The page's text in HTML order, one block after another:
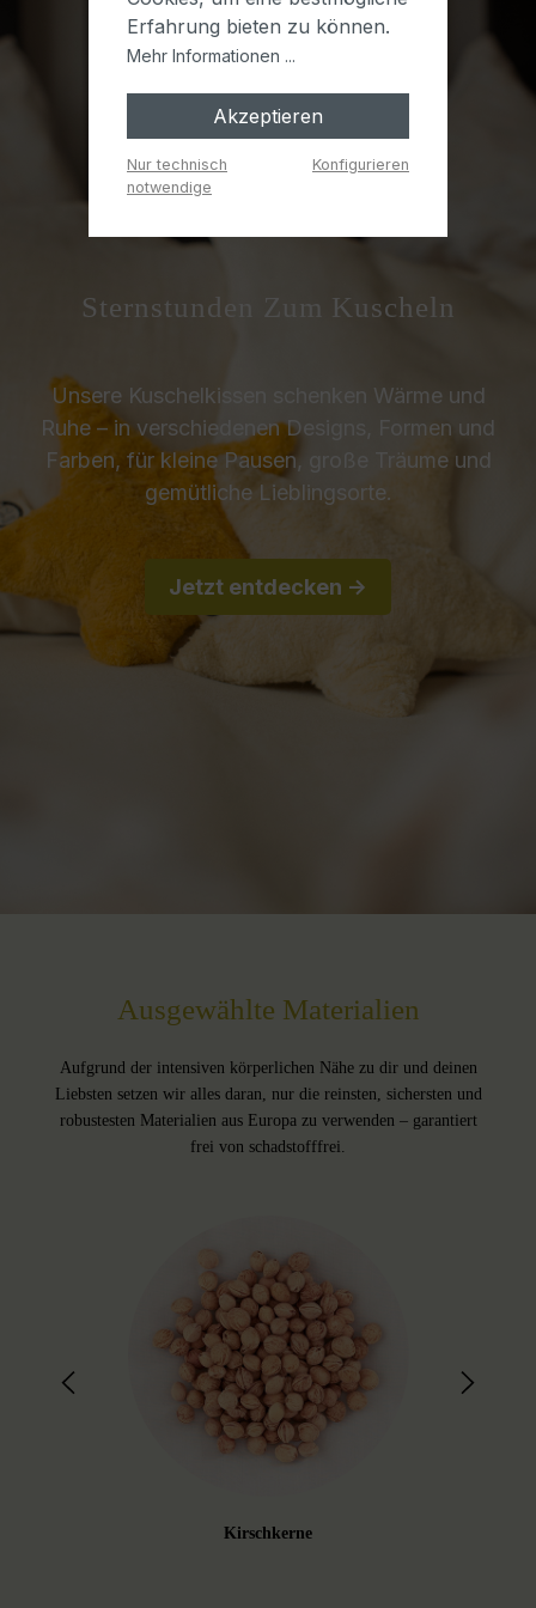
Sternstunden Zum Kuscheln
Unsere Kuschelkissen schenken Wärme und
Ruhe – in verschiedenen Designs, Formen und
Farben, für kleine Pausen, große Träume und
gemütliche Lieblingsorte.
Jetzt entdecken ->
Ausgewählte Materialien
Aufgrund der intensiven körperlichen Nähe zu dir und deinen
Liebsten setzen wir alles daran, nur die reinsten, sichersten und
robustesten Materialien aus Europa zu verwenden – garantiert
frei von schadstofffrei.
Kirschkerne
Erfahrung bieten zu können.
Mehr Informationen ...
Akzeptieren
Nur technisch
notwendige
Konfigurieren